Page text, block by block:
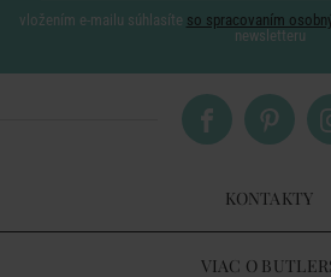
vložením e-mailu súhlasíte so spracovaním
newsletteru
KONTAKTY
VIAC O